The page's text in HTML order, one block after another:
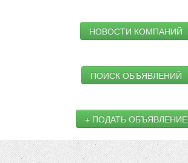
НОВОСТИ КОМПАНИЙ
ПОИСК ОБЪЯВЛЕНИЙ
+ ПОДАТЬ ОБЪЯВЛЕНИЕ